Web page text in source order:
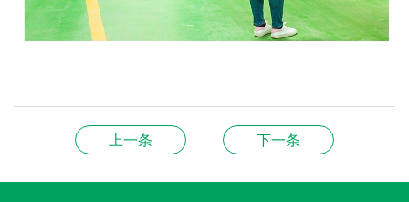
上一条 下一条